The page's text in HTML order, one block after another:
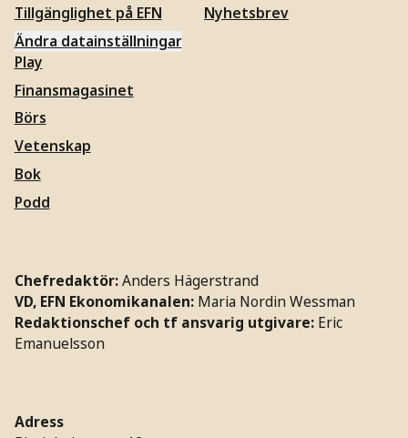
Tillgänglighet på EFN
Ändra datainställningar
Nyhetsbrev
Play
Finansmagasinet
Börs
Vetenskap
Bok
Podd
Chefredaktör:Anders Hägerstrand
VD, EFN Ekonomikanalen: Maria Nordin Wessman
Redaktionschef och tf ansvarig utgivare: Eric
Emanuelsson
Adress